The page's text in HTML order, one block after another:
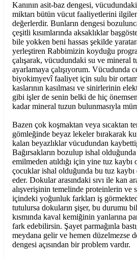
Kanının asit-baz dengesi,
miktarı bütün vücut faaliyetlerini
değerlerdir. Bunların dengesi
çeşitli kısımlarında aksaklıklar
bile yokken beni hassas şekilde
yerleştiren Rabbimizin koyduğu
çalışarak, vücudundaki su ve mineral
ayarlamaya çalışıyorum. Vücudunda
biyokimyevî faaliyet için sulu bir
kaslarının kasılması ve sinirlerinin
gibi işler de senin belki de hiç
kadar mineral tuzun bulunmasıyla
Bazen çok koşmaktan veya sıcaktan
gömleğinde beyaz lekeler bırakarak
kalan beyazlıklar vücudundan
Bağırsakların bozulup ishal
emilmeden atıldığı için yine tuz
çocuklar ishal olduğunda bu tuz
eder. Dokular arasındaki sıvı ile kan
alışverişinin temelinde proteinlerin ve
içindeki yoğunluk farkları iş
tutulursa dokuların şişer, bu durumu
kısmında kaval kemiğinin yanlarına
fark edebilirsin. Şayet parmağınla
meydana gelir ve hemen düzelmezse
dengesi açısından bir problem vardır.